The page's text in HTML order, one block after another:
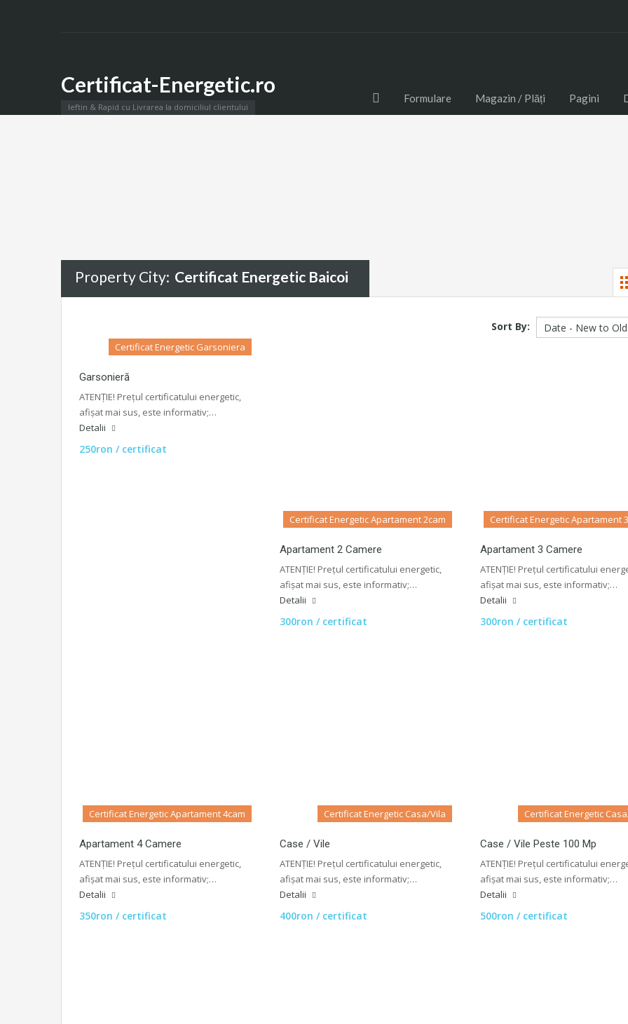
Certificat-Energetic.ro
Ieftin & Rapid cu Livrarea la domiciliul clientului
Formulare Magazin / Plăți Pagini
Property City: Certificat Energetic Baicoi
Sort By:
Certificat Energetic Garsoniera
Garsonieră
ATENȚIE! Prețul certificatului energetic,
afișat mai sus, este informativ;…
Detalii
250ron / certificat
Certificat Energetic Apartament 2cam
Apartament 2 Camere
ATENȚIE! Prețul certificatului energetic,
afișat mai sus, este informativ;…
Detalii
300ron / certificat
Certificat Energetic Apartament
Apartament 3 Camere
ATENȚIE! Prețul certificatului
afișat mai sus, este informativ;…
Detalii
300ron / certificat
Certificat Energetic Apartament 4cam
Apartament 4 Camere
ATENȚIE! Prețul certificatului energetic,
afișat mai sus, este informativ;…
Detalii
350ron / certificat
Certificat Energetic Casa/Vila
Case / Vile
ATENȚIE! Prețul certificatului energetic,
afișat mai sus, este informativ;…
Detalii
400ron / certificat
Certificat Energetic
Case / Vile Peste 100 Mp
ATENȚIE! Prețul certificatului
afișat mai sus, este informativ;…
Detalii
500ron / certificat